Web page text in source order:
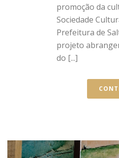
promoção da
Sociedade
Prefeitura de
projeto
do [...]